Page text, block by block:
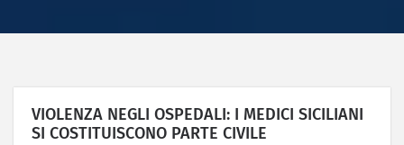
VIOLENZA NEGLI OSPEDALI: I MEDICI SICILIANI
SI COSTITUISCONO PARTE CIVILE